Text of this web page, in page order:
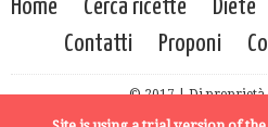
Home Cerca ricette Diete
Contatti
Proponi
© 2017 | Di